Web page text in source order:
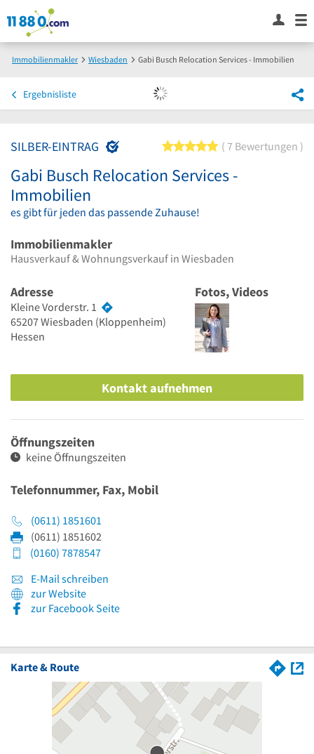
Immobilienmakler Wiesbaden Gabi Busch Relocation Services - Immobilien
Ergebnisliste
SILBER-EINTRAG 5 von 5 Sternen
7 Bewertungen
Gabi Busch Relocation Services -
Immobilien
es gibt für jeden das passende Zuhause!
Immobilienmakler
Hausverkauf & Wohnungsverkauf in Wiesbaden
Adresse
Kleine Vorderstr. 1
65207Wiesbaden (Kloppenheim)
Hessen
Fotos, Videos
Kontakt aufnehmen
Öffnungszeiten
keine Öffnungszeiten
Telefonnummer, Fax, Mobil
(0611) 1851601
(0611) 1851602
(0160) 7878547
E-Mail schreiben
zur Website
zur Facebook Seite
Karte & Route